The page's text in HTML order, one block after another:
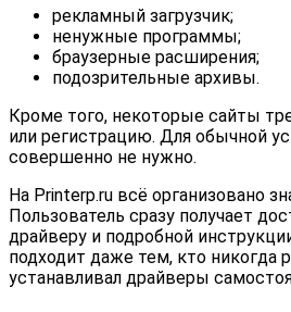
рекламный загрузчик;
ненужные программы;
браузерные расширения;
подозрительные архивы.
Кроме того, некоторые сайты
или регистрацию. Для обычной
совершенно не нужно.
На Printerp.ru всё организовано
Пользователь сразу получает
драйверу и подробной
подходит даже тем, кто никогда
устанавливал драйверы